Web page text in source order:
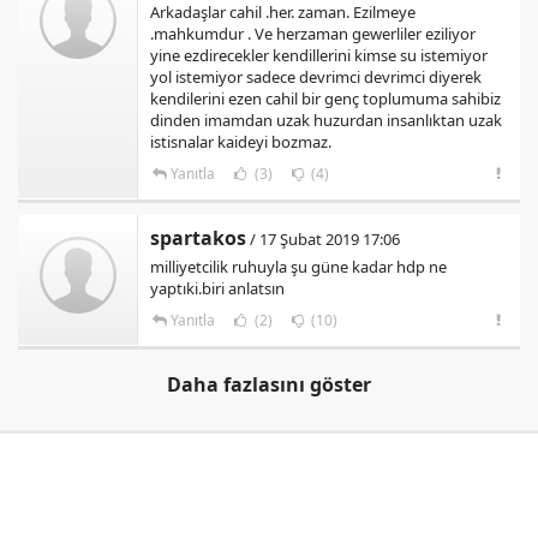
Arkadaşlar cahil .her. zaman. Ezilmeye
.mahkumdur . Ve herzaman gewerliler eziliyor
yine ezdirecekler kendillerini kimse su istemiyor
yol istemiyor sadece devrimci devrimci diyerek
kendilerini ezen cahil bir genç toplumuma sahibiz
dinden imamdan uzak huzurdan insanlıktan uzak
istisnalar kaideyi bozmaz.
Yanıtla (3) (4)
spartakos/ 17 Şubat 2019 17:06
milliyetcilik ruhuyla şu güne kadar hdp ne
yaptıki.biri anlatsın
Yanıtla (2) (10)
Daha fazlasını göster